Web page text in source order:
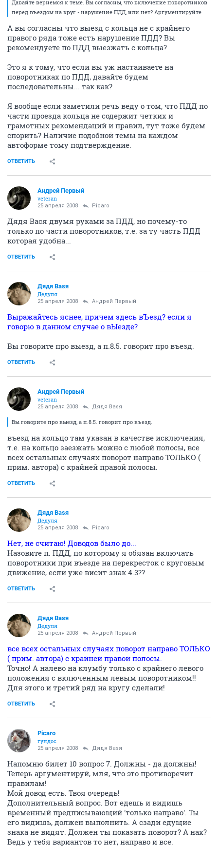
Давайте вернемся к теме. Вы согласны, что включение поворотников
перед въездом на круг - нарушение ПДД, или нет? Аргументируйте
А вы согласны что выезд с кольца не с крайнего
правого ряда тоже есть нарушение ПДД? Вы
рекомендуете по ПДД выезжать с кольца?
Это я к тому, что если вы уж настаиваете на
поворотниках по ПДД, давайте будем
последовательны... так как?
Я вообще если заметили речь веду о том, что ПДД по
части проезда кольца не содержит четких и
грамотных рекомендаций и правил, тут тоже будем
спорить? Наличие подобной темы на каждом
автоформе тому подтверждение.
ОТВЕТИТЬ
Андрей Первый
veteran
25 апреля 2008 Picaro
Дядя Вася двумя руками за ПДД, но почему-то
только по части поворотников, т.е. за ту часть ПДД
которая удобна...
ОТВЕТИТЬ
Дядя Ваsя
Дедуля
25 апреля 2008 Андрей Первый
Выражайтесь яснее, причем здесь вЪезд? если я
говорю в данном случае о вЫезде?
Вы говорите про выезд, а п.8.5. говорит про въезд.
ОТВЕТИТЬ
Андрей Первый
veteran
25 апреля 2008 Дядя Ваsя
Вы говорите про выезд, а п.8.5. говорит про въезд.
въезд на кольцо там указан в качестве исключения,
т.е. на кольцо заезжать можно с любой полосы, все
всех остальных случаях поворот направо ТОЛЬКО (
прим. автора) с крайней правой полосы.
ОТВЕТИТЬ
Дядя Ваsя
Дедуля
25 апреля 2008 Picaro
Нет, не считаю! Доводов было до...
Назовите п. ПДД, по которому я обязан включать
поворотники при въезде на перекресток с круговым
движение, если уже висит знак 4.3??
ОТВЕТИТЬ
Дядя Ваsя
Дедуля
25 апреля 2008 Андрей Первый
все всех остальных случаях поворот направо ТОЛЬКО
( прим. автора) с крайней правой полосы.
Точно! А налево на клумбу только с крайнего левого
положения с включенным левым поворотником!!
Для этого и третий ряд на кругу сделали!
ОТВЕТИТЬ
Picaro
гундос
25 апреля 2008 Дядя Ваsя
Напомню билет 10 вопрос 7. Должны - да должны!
Теперь аргументируй, мля, что это противоречит
правилам!
Мой довод есть. Твоя очередь!
Дополнительный вопрос. Вот едешь и видишь
временный предписывающий 'только направо'. Ты
его видишь, должен выполнить. А сзади едущие
знака не видят. Должен ты показать поворот? А нах?
Ведь у тебя вариантов то нет, направо и все.